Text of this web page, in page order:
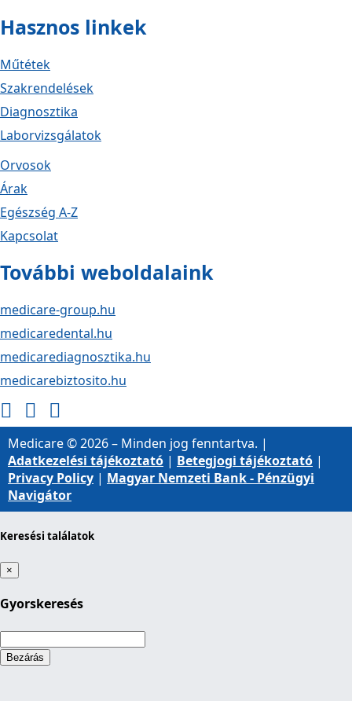
Hasznos linkek
Műtétek
Szakrendelések
Diagnosztika
Laborvizsgálatok
Orvosok
Árak
Egészség A-Z
Kapcsolat
További weboldalaink
medicare-group.hu
medicaredental.hu
medicarediagnosztika.hu
medicarebiztosito.hu
Medicare © 2026 – Minden jog fenntartva. |
Adatkezelési tájékoztató | Betegjogi tájékoztató |
Privacy Policy | Magyar Nemzeti Bank - Pénzügyi
Navigátor
Keresési találatok
×
Gyorskeresés
Loading...
Bezárás